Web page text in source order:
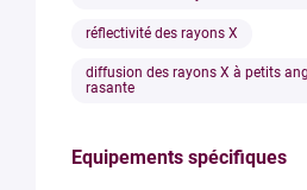
réflectivité des rayons X
diffusion des rayons X à petits
rasante
Equipements spécifiques